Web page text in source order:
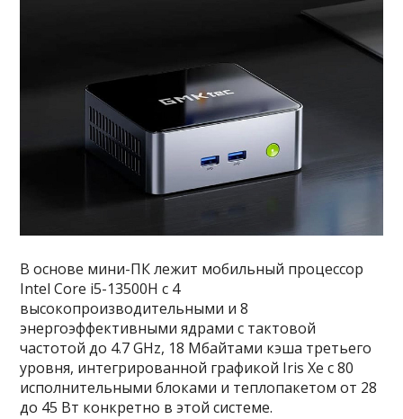
В основе мини-ПК лежит мобильный процессор
Intel Core i5-13500H с 4
высокопроизводительными и 8
энергоэффективными ядрами с тактовой
частотой до 4.7 GHz, 18 Мбайтами кэша третьего
уровня, интегрированной графикой Iris Xe с 80
исполнительными блоками и теплопакетом от 28
до 45 Вт конкретно в этой системе.